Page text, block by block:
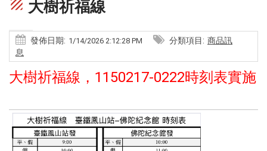
texture 大樹祈福線
發佈日期: 1/14/2026 2:12:28 PM 分類項目: 商品訊
息
大樹祈福線，1150217-0222時刻表實施